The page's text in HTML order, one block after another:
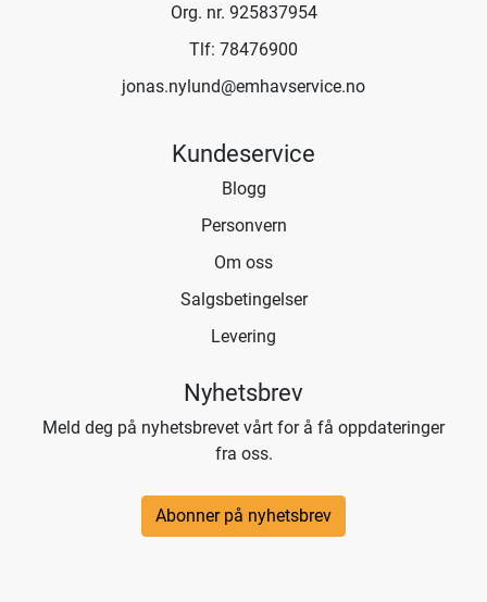
Org. nr. 925837954
Tlf: 78476900
jonas.nylund@emhavservice.no
Kundeservice
Blogg
Personvern
Om oss
Salgsbetingelser
Levering
Nyhetsbrev
Meld deg på nyhetsbrevet vårt for å få oppdateringer
fra oss.
Abonner på nyhetsbrev